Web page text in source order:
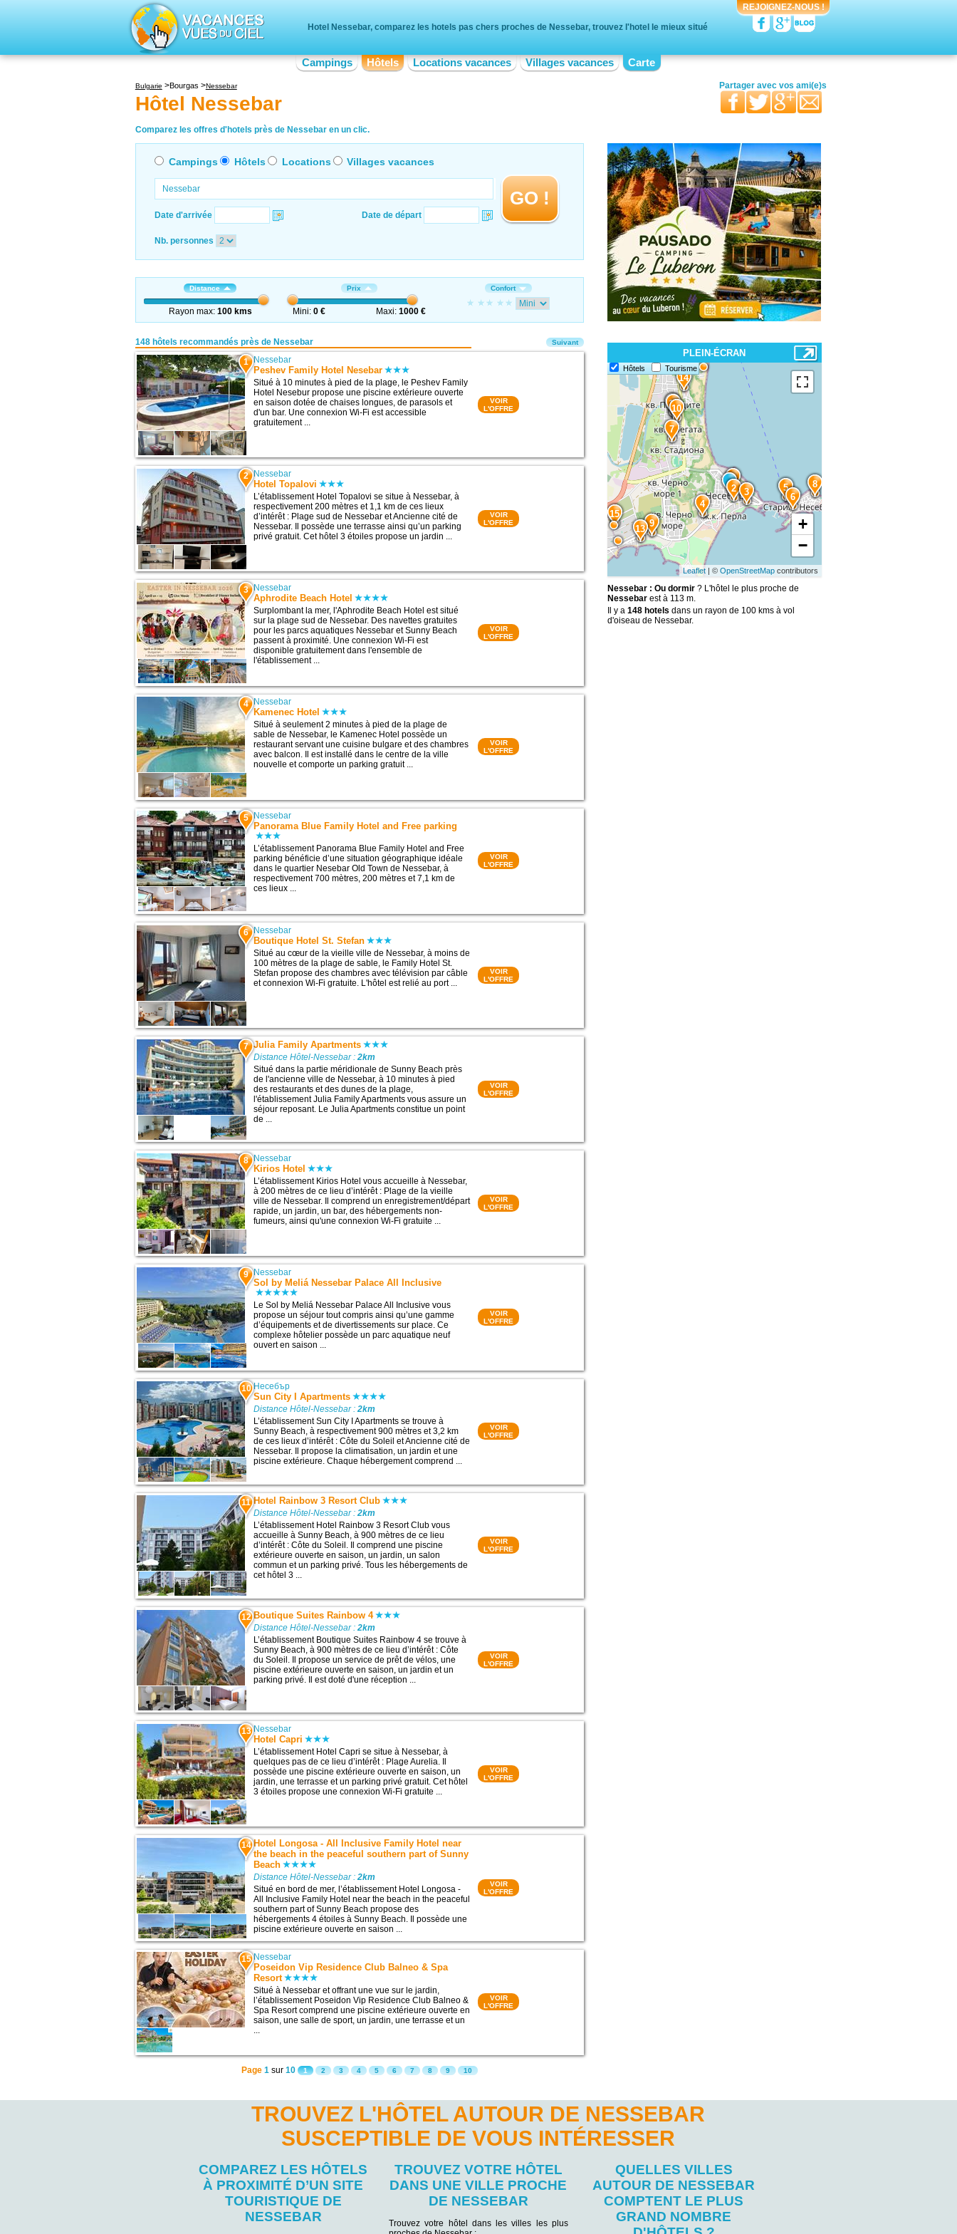
Hotel Nessebar, comparez les hotels pas chers proches de Nessebar, trouvez l'hotel le mieux situé
REJOIGNEZ-NOUS !
Campings Hôtels Locations vacances Villages vacances Carte
Bulgarie Bourgas Nessebar
Hôtel Nessebar
Partager avec votre famille
Comparez les offres d'hotels près de Nessebar en un clic.
Campings Hôtels Locations Villages vacances
Date d'arrivée Date de départ
GO !
Nb. personnes
Distance
Rayon max: 100 kms
Prix
Mini:0 € Maxi: 1000 €
Confort
148 hôtels recommandés près de Nessebar
1 Nessebar
Peshev Family Hotel Nesebar
Situé à 10 minutes à pied de la plage, le Peshev Family
Hotel Nesebur propose une piscine extérieure ouverte
en saison dotée de chaises longues, de parasols et
d'un bar. Une connexion Wi-Fi est accessible
gratuitement ...
VOIR
L'OFFRE
2 Nessebar
Hotel Topalovi
L’établissement Hotel Topalovi se situe à Nessebar, à
respectivement 200 mètres et 1,1 km de ces lieux
d’intérêt : Plage sud de Nessebar et Ancienne cité de
Nessebar. Il possède une terrasse ainsi qu’un parking
privé gratuit. Cet hôtel 3 étoiles propose un jardin ...
VOIR
L'OFFRE
3 Nessebar
Aphrodite Beach Hotel
Surplombant la mer, l'Aphrodite Beach Hotel est situé
sur la plage sud de Nessebar. Des navettes gratuites
pour les parcs aquatiques Nessebar et Sunny Beach
passent à proximité. Une connexion Wi-Fi est
disponible gratuitement dans l'ensemble de
l'établissement ...
VOIR
L'OFFRE
4 Nessebar
Kamenec Hotel
Situé à seulement 2 minutes à pied de la plage de
sable de Nessebar, le Kamenec Hotel possède un
restaurant servant une cuisine bulgare et des chambres
avec balcon. Il est installé dans le centre de la ville
nouvelle et comporte un parking gratuit ...
VOIR
L'OFFRE
5 Nessebar
Panorama Blue Family Hotel and Free parking
L’établissement Panorama Blue Family Hotel and Free
parking bénéficie d’une situation géographique idéale
dans le quartier Nesebar Old Town de Nessebar, à
respectivement 700 mètres, 200 mètres et 7,1 km de
ces lieux ...
VOIR
L'OFFRE
6 Nessebar
Boutique Hotel St. Stefan
Situé au cœur de la vieille ville de Nessebar, à moins de
100 mètres de la plage de sable, le Family Hotel St.
Stefan propose des chambres avec télévision par câble
et connexion Wi-Fi gratuite. L'hôtel est relié au port ...
VOIR
L'OFFRE
7 Julia Family Apartments
Distance Hôtel-Nessebar :2km
Situé dans la partie méridionale de Sunny Beach près
de l'ancienne ville de Nessebar, à 10 minutes à pied
des restaurants et des dunes de la plage,
l'établissement Julia Family Apartments vous assure un
séjour reposant. Le Julia Apartments constitue un point
de ...
VOIR
L'OFFRE
8 Nessebar
Kirios Hotel
L’établissement Kirios Hotel vous accueille à Nessebar,
à 200 mètres de ce lieu d’intérêt : Plage de la vieille
ville de Nessebar. Il comprend un enregistrement/départ
rapide, un jardin, un bar, des hébergements non-
fumeurs, ainsi qu'une connexion Wi-Fi gratuite ...
VOIR
L'OFFRE
9 Nessebar
Sol by Meliá Nessebar Palace All Inclusive
Le Sol by Meliá Nessebar Palace All Inclusive vous
propose un séjour tout compris ainsi qu’une gamme
d’équipements et de divertissements sur place. Ce
complexe hôtelier possède un parc aquatique neuf
ouvert en saison ...
VOIR
L'OFFRE
10 Несебър
Sun City I Apartments
Distance Hôtel-Nessebar :2km
L’établissement Sun City I Apartments se trouve à
Sunny Beach, à respectivement 900 mètres et 3,2 km
de ces lieux d’intérêt : Côte du Soleil et Ancienne cité de
Nessebar. Il propose la climatisation, un jardin et une
piscine extérieure. Chaque hébergement comprend ...
VOIR
L'OFFRE
11 Hotel Rainbow 3 Resort Club
Distance Hôtel-Nessebar :2km
L’établissement Hotel Rainbow 3 Resort Club vous
accueille à Sunny Beach, à 900 mètres de ce lieu
d’intérêt : Côte du Soleil. Il comprend une piscine
extérieure ouverte en saison, un jardin, un salon
commun et un parking privé. Tous les hébergements de
cet hôtel 3 ...
VOIR
L'OFFRE
12 Boutique Suites Rainbow 4
Distance Hôtel-Nessebar :2km
L’établissement Boutique Suites Rainbow 4 se trouve à
Sunny Beach, à 900 mètres de ce lieu d’intérêt : Côte
du Soleil. Il propose un service de prêt de vélos, une
piscine extérieure ouverte en saison, un jardin et un
parking privé. Il est doté d'une réception ...
VOIR
L'OFFRE
13 Nessebar
Hotel Capri
L’établissement Hotel Capri se situe à Nessebar, à
quelques pas de ce lieu d’intérêt : Plage Aurelia. Il
possède une piscine extérieure ouverte en saison, un
jardin, une terrasse et un parking privé gratuit. Cet hôtel
3 étoiles propose une connexion Wi-Fi gratuite ...
VOIR
L'OFFRE
14 Hotel Longosa - All Inclusive Family Hotel near
the beach in the peaceful southern part of Sunny
Beach
Distance Hôtel-Nessebar :2km
Situé en bord de mer, l’établissement Hotel Longosa -
All Inclusive Family Hotel near the beach in the peaceful
southern part of Sunny Beach propose des
hébergements 4 étoiles à Sunny Beach. Il possède une
piscine extérieure ouverte en saison ...
VOIR
L'OFFRE
15 Nessebar
Poseidon Vip Residence Club Balneo & Spa
Resort
Situé à Nessebar et offrant une vue sur le jardin,
l’établissement Poseidon Vip Residence Club Balneo &
Spa Resort comprend une piscine extérieure ouverte en
saison, une salle de sport, un jardin, une terrasse et un
...
VOIR
L'OFFRE
Suivant
Page 1 sur 10 1 2 3 4 5 6 7 8 9 10
PLEIN-ÉCRAN
Hôtels Tourisme
15
14
13
12
1110
9
8
7
6
5
4
3
2
1
+
−
Leaflet | ©OpenStreetMap contributors
Nessebar : Ou dormir? L'hôtel le plus proche de
Nessebarest à 113 m.
Il y a 148 hotels dans un rayon de 100 kms à vol
d'oiseau de Nessebar.
TROUVEZ L'HÔTEL AUTOUR DE NESSEBAR
SUSCEPTIBLE DE VOUS INTÉRESSER
COMPAREZ LES HÔTELS
À PROXIMITÉ D’UN SITE
TOURISTIQUE DE
NESSEBAR
TROUVEZ VOTRE HÔTEL
DANS UNE VILLE PROCHE
DE NESSEBAR
Trouvez votre hôtel dans les villes les plus
QUELLES VILLES
AUTOUR DE NESSEBAR
COMPTENT LE PLUS
GRAND NOMBRE